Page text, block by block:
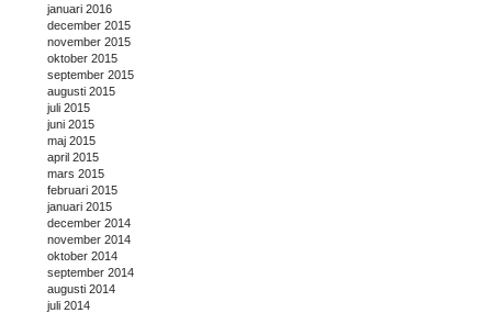
januari 2016
december 2015
november 2015
oktober 2015
september 2015
augusti 2015
juli 2015
juni 2015
maj 2015
april 2015
mars 2015
februari 2015
januari 2015
december 2014
november 2014
oktober 2014
september 2014
augusti 2014
juli 2014